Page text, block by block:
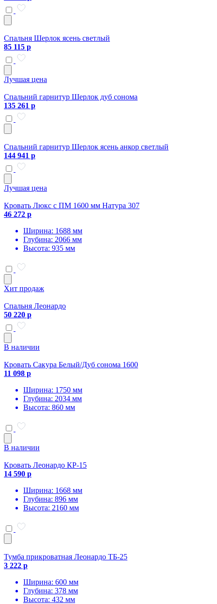
Спальня Шерлок ясень светлый
85 115 р
Лучшая цена
Спальний гарнитур Шерлок дуб сонома
135 261 р
Спальний гарнитур Шерлок ясень анкор светлый
144 941 р
Лучшая цена
Кровать Люкс с ПМ 1600 мм Натура 307
46 272 р
Ширина: 1688 мм
Глубина: 2066 мм
Высота: 935 мм
Хит продаж
Спальня Леонардо
50 220 р
В наличии
Кровать Сакура Белый/Дуб сонома 1600
11 098 р
Ширина: 1750 мм
Глубина: 2034 мм
Высота: 860 мм
В наличии
Кровать Леонардо КР-15
14 590 р
Ширина: 1668 мм
Глубина: 896 мм
Высота: 2160 мм
Тумба прикроватная Леонардо ТБ-25
3 222 р
Ширина: 600 мм
Глубина: 378 мм
Высота: 432 мм